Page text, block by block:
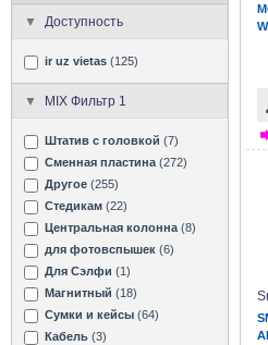
Доступность
ir uz vietas (125)
MIX Фильтр 1
Штатив с головкой (7)
Сменная пластина (272)
Другое (255)
Стедикам (22)
Центральная колонна (8)
для фотовспышек (6)
Для Сэлфи (1)
Магнитный (18)
Сумки и кейсы (64)
Кабель (3)